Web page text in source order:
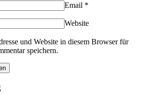
Email *
Website
und Website in diesem Browser für
speichern.